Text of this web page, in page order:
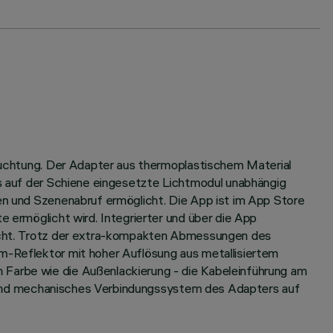
Der Adapter aus thermoplastischem Material
der Schiene eingesetzte Lichtmodul unabhängig
und Szenenabruf ermöglicht. Die App ist im App Store
ermöglicht wird. Integrierter und über die App
Trotz der extra-kompakten Abmessungen des
Reflektor mit hoher Auflösung aus metallisiertem
wie die Außenlackierung - die Kabeleinführung am
mechanisches Verbindungssystem des Adapters auf